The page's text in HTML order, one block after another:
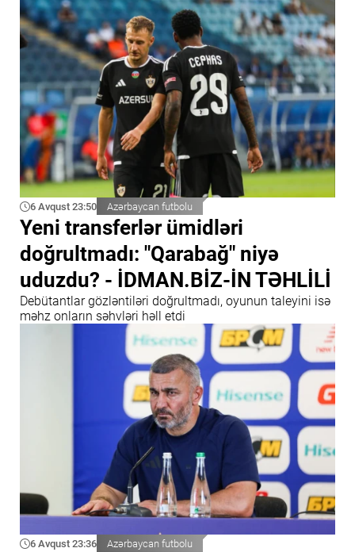
6 Avqust 23:50 Azərbaycan futbolu
Yeni transferlər ümidləri
doğrultmadı: "Qarabağ" niyə
uduzdu? - İDMAN.BİZ-İN TƏHLİLİ
Debütantlar gözləntiləri doğrultmadı, oyunun taleyini isə
məhz onların səhvləri həll etdi
6 Avqust 23:36 Azərbaycan futbolu